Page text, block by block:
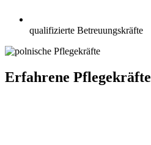
qualifizierte Betreuungskräfte
Erfahrene Pflegekräfte